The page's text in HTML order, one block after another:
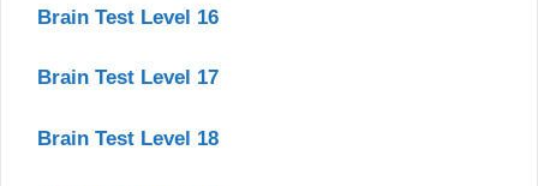
Brain Test Level 16
Brain Test Level 17
Brain Test Level 18